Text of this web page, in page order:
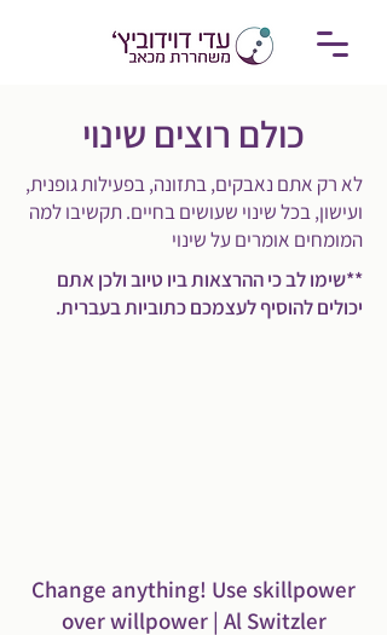
כולם רוצים שינוי
לא רק אתם נאבקים, בתזונה, בפעילות גופנית,
ועישון, בכל שינוי שעושים בחיים. תקשיבו למה
המומחים אומרים על שינוי
**שימו לב כי ההרצאות ביו טיוב ולכן אתם
יכולים להוסיף לעצמכם כתוביות בעברית.
Change anything! Use skillpower
over willpower | Al Switzler